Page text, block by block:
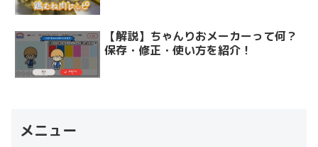
【解説】ちゃんりおメーカーって何？
保存・修正・使い方を紹介！
メニュー